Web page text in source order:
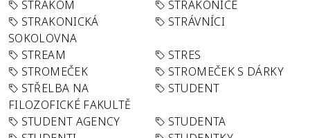
STRAKOM
STRAKONICE
STRAKONICKÁ
SOKOLOVNA
STRÁVNÍCI
STREAM
STRES
STROMEČEK
STROMEČEK S DÁRKY
STŘELBA NA
FILOZOFICKÉ FAKULTĚ
STUDENT
STUDENT AGENCY
STUDENTA